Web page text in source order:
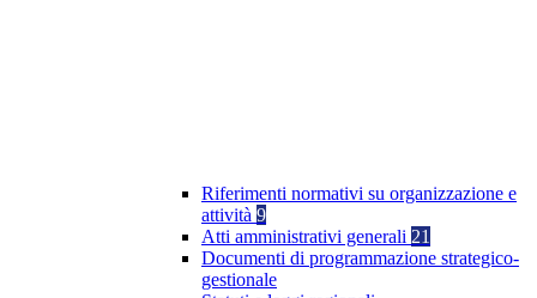
Riferimenti normativi su organizzazione e
attività 9
Atti amministrativi generali 21
Documenti di programmazione strategico-
gestionale